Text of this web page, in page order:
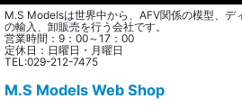
M.S Modelsは世界中から、AFV関係の模型、デ
の輸入、卸販売を行う会社です。
営業時間：9：00～17：00
定休日：日曜日・月曜日
TEL:029-212-7475
M.S Models Web Shop